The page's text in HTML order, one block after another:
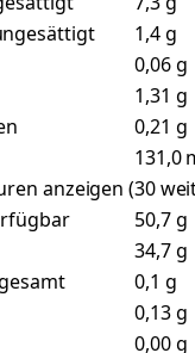
1,4 g
0,06 g
1,31 g
0,21 g
131,0
anzeigen (30
50,7 g
34,7 g
0,1 g
0,13 g
0,00 g